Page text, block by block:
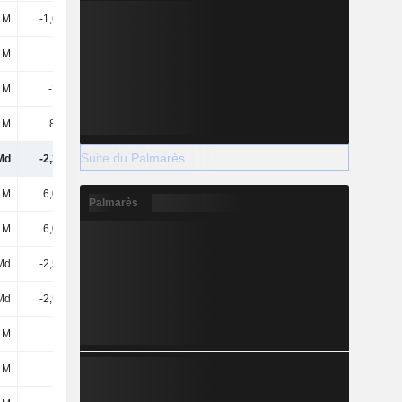
-1,66 Md
-210 M
85,4 M
-2,22 Md -2,17 Md
6,03 Md 566 M
6,03 Md
-2,52 Md
-2,52 Md
Suite du Palmarès
Palmarès